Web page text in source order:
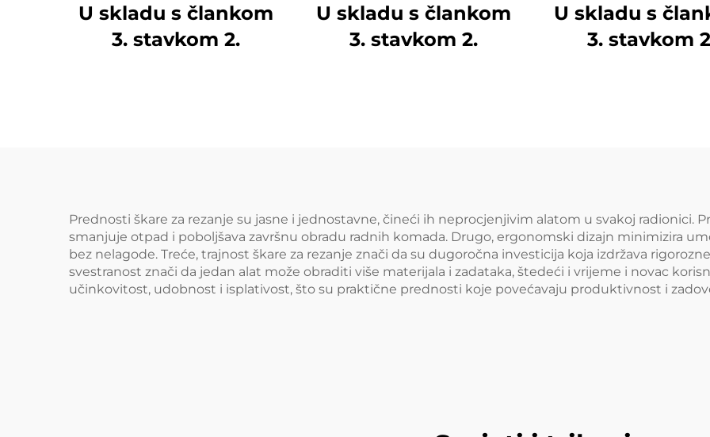
U skladu s člankom
3. stavkom 2.
U skladu s člankom
3. stavkom 2.
U skladu s
3. stavkom
Prednosti škare za rezanje su jasne i jednostavne, čineći ih neprocjenjivim alatom u svakoj radionici.
smanjuje otpad i poboljšava završnu obradu radnih komada. Drugo, ergonomski dizajn minimizira
bez nelagode. Treće, trajnost škare za rezanje znači da su dugoročna investicija koja izdržava
svestranost znači da jedan alat može obraditi više materijala i zadataka, štedeći i vrijeme i novac
učinkovitost, udobnost i isplativost, što su praktične prednosti koje povećavaju produktivnost i